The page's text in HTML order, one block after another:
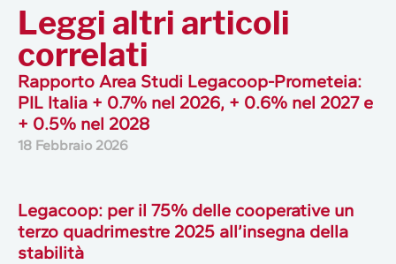
Leggi altri articoli
correlati
Rapporto Area Studi Legacoop-Prometeia:
PIL Italia + 0.7% nel 2026, + 0.6% nel 2027 e
+ 0.5% nel 2028
18 Febbraio 2026
Legacoop: per il 75% delle cooperative un
terzo quadrimestre 2025 all’insegna della
stabilità